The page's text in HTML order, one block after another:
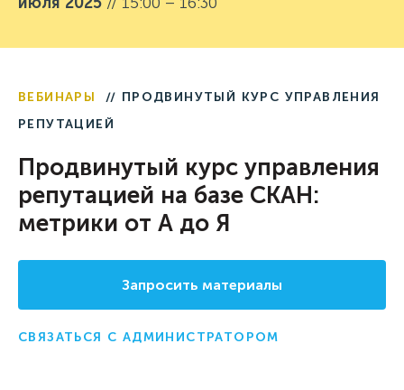
ВЕБИНАРЫ
// ПРОДВИНУТЫЙ КУРС УПРАВЛЕНИЯ
РЕПУТАЦИЕЙ
Продвинутый курс управления
репутацией на базе СКАН:
метрики от А до Я
Запросить материалы
СВЯЗАТЬСЯ С АДМИНИСТРАТОРОМ